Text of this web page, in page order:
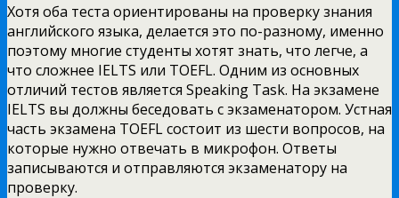
Хотя оба теста ориентированы на проверку знания
английского языка, делается это по-разному, именно
поэтому многие студенты хотят знать, что легче, а
что сложнее IELTS или TOEFL. Одним из основных
отличий тестов является Speaking Task. На экзамене
IELTS вы должны беседовать с экзаменатором. Устная
часть экзамена TOEFL состоит из шести вопросов, на
которые нужно отвечать в микрофон. Ответы
записываются и отправляются экзаменатору на
проверку.